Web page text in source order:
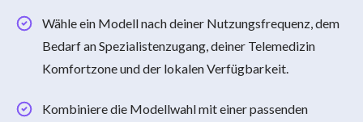
Wähle ein Modell nach deiner Nutzungsfrequenz, dem
Bedarf an Spezialistenzugang, deiner Telemedizin
Komfortzone und der lokalen Verfügbarkeit.
Kombiniere die Modellwahl mit einer passenden